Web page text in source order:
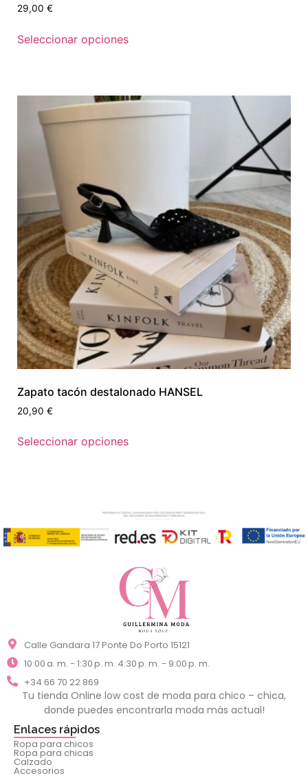
29,00 €
Seleccionar opciones
Zapato tacón destalonado HANSEL
20,90 €
Seleccionar opciones
Calle Gandara 17 Ponte Do Porto 15121
10:00 a. m. - 1:30 p. m. 4:30 p. m. - 9:00 p. m.
+34 66 70 22 869
Tu tienda Online low cost de moda para chico – chica,
donde puedes encontrarla moda más actual!
Enlaces rápidos
Ropa para chicos
Ropa para chicas
Calzado
Accesorios